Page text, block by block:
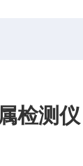
检测仪